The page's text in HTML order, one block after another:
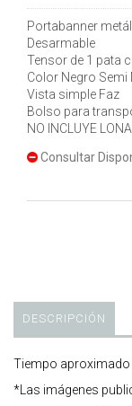
Portabanner
Desarmable
Tensor de 1 pata
Color Negro Semi
Vista simple Faz
Bolso para
NO INCLUYE
Consultar
DESCRIPCIÓN
Tiempo aproximado
*Las imágenes